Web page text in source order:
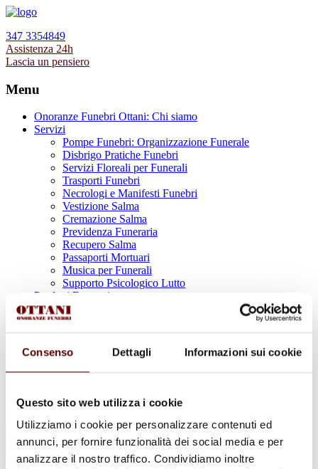
Consenso Dettagli Informazioni sui cookie
Questo sito web utilizza i cookie
Utilizziamo i cookie per personalizzare contenuti ed
annunci, per fornire funzionalità dei social media e per
analizzare il nostro traffico. Condividiamo inoltre
347 3354849
Assistenza 24h
Lascia un pensiero
Menu
Onoranze Funebri Ottani: Chi siamo
Servizi
Pompe Funebri: Organizzazione Funerale
Disbrigo Pratiche Funebri
Servizi Floreali per Funerali
Trasporti Funebri
Necrologi e Manifesti Funebri
Vestizione Salma
Cremazione Salma
Previdenza Funeraria
Recupero Salma
Passaporti Mortuari
Musica per Funerali
Supporto Psicologico Lutto
Prodotti Funerari
Lapidi, Lastre tombali e Monumenti Funerari
Urne Cinerarie
Allestimento Funebre
Cofani Funebri
In caso di decesso
Necrologi
Sedi Onoranze Funebri Ottani
per: